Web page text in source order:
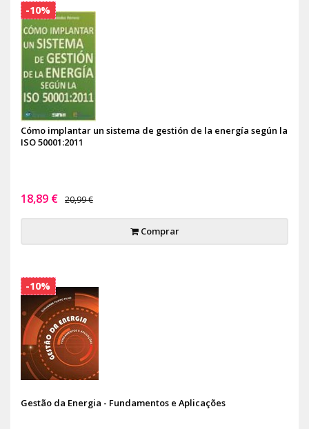
Cómo implantar un sistema de gestión de la energía según la
ISO 50001:2011
18,89 € 20,99 €
Comprar
-10%
Gestão da Energia - Fundamentos e Aplicações
-10%